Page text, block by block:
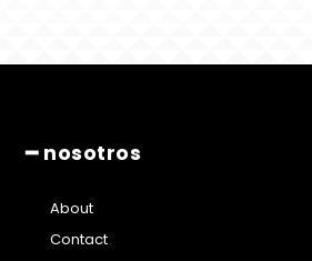
━ nosotros
About
Contact